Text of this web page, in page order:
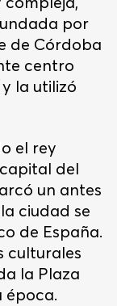
por
de Córdoba
centro
la utilizó
el rey
del
un antes
ciudad se
de España.
culturales
la Plaza
época.